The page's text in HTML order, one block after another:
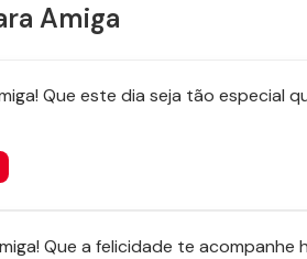
Amiga
Que este dia seja tão especial
Que a felicidade te